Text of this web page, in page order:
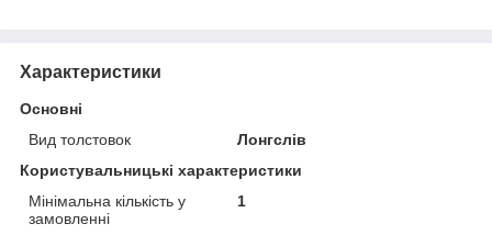
Характеристики
Основні
Вид толстовок
Лонгслів
Користувальницькі характеристики
Мінімальна кількість у
замовленні
1